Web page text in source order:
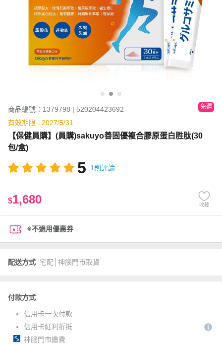
商品編號：1379798 | 520204423692 免運
有效期限 : 2027/5/31
【保健員購】(員購)sakuyo善固優複合膠原蛋白胜肽(30
包/盒)
5 1則評論
$1,680 收藏
※不適用優惠券
配送方式 宅配│神腦門市取貨
付款方式
信用卡一次付款
信用卡紅利折抵
神腦門市繳費